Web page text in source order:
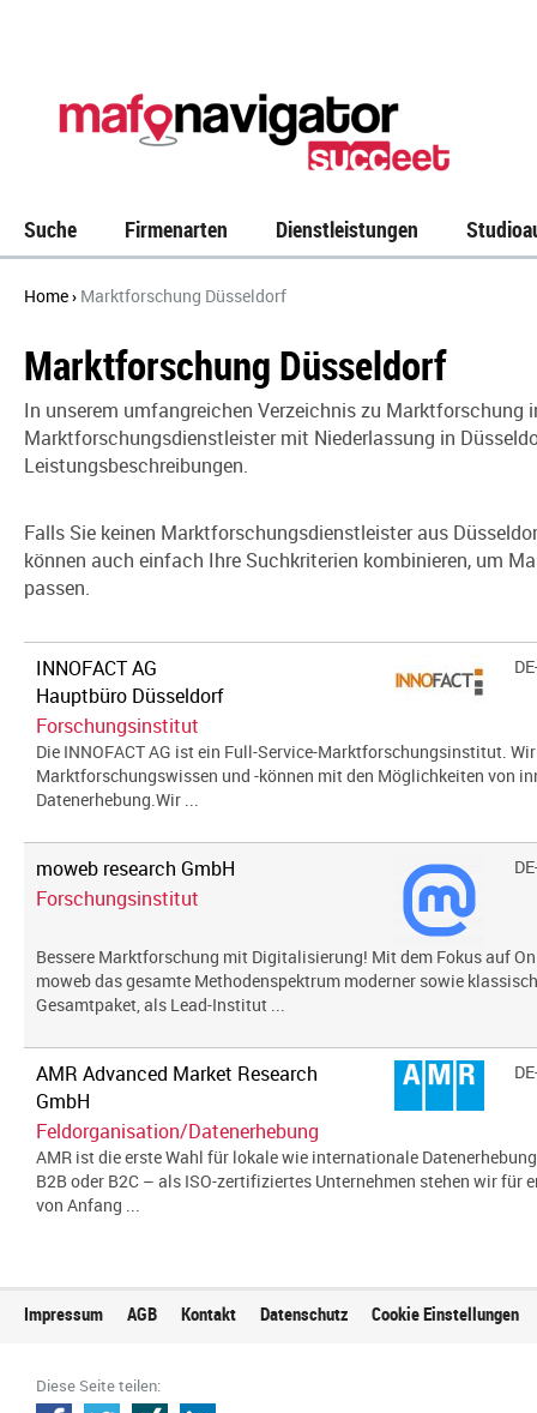
Suche Firmenarten Dienstleistungen
Home› Marktforschung Düsseldorf
Marktforschung Düsseldorf
In unserem umfangreichen Verzeichniszu Marktforschung
Marktforschungsdienstleister mit Niederlassung in
Leistungsbeschreibungen.
Falls Sie keinen Marktforschungsdienstleister aus
können auch einfach Ihre Suchkriterien kombinieren, um
passen.
INNOFACT AG
Hauptbüro Düsseldorf
Forschungsinstitut
Die INNOFACT AG ist ein Full-Service-Marktforschungsinstitut.
Marktforschungswissen und -können mit den Möglichkeiten von
Datenerhebung.Wir ...
moweb research GmbH
Forschungsinstitut
Bessere Marktforschung mit Digitalisierung! Mit dem Fokus auf
moweb das gesamte Methodenspektrum moderner sowie
Gesamtpaket, als Lead-Institut ...
AMR Advanced Market Research
GmbH
Feldorganisation/Datenerhebung
AMR ist die erste Wahl für lokale wie internationale
B2B oder B2C – als ISO-zertifiziertes Unternehmen stehen wir für
von Anfang ...
Impressum AGB Kontakt Datenschutz Cookie Einstellungen
Diese Seite teilen: